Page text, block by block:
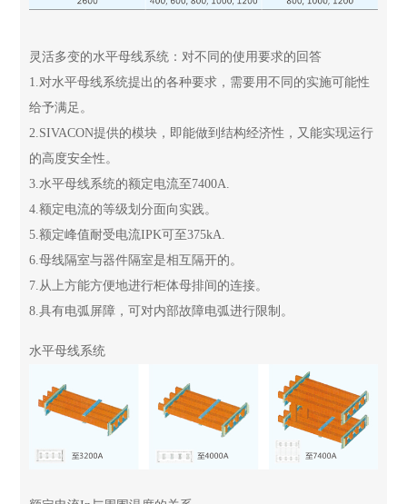
灵活多变的水平母线系统：对不同的使用要求的回答
1.对水平母线系统提出的各种要求，需要用不同的实施可能性
给予满足。
2.SIVACON提供的模块，即能做到结构经济性，又能实现运行
的高度安全性。
3.水平母线系统的额定电流至7400A.
4.额定电流的等级划分面向实践。
5.额定峰值耐受电流IPK可至375kA.
6.母线隔室与器件隔室是相互隔开的。
7.从上方能方便地进行柜体母排间的连接。
8.具有电弧屏障，可对内部故障电弧进行限制。
水平母线系统